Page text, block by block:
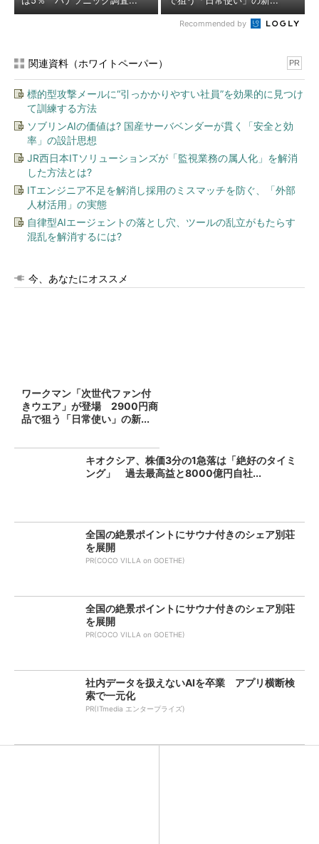
Recommended by
関連資料（ホワイトペーパー） PR
標的型攻撃メールに“引っかかりやすい社員”を効果的に見つけ
て訓練する方法
ソブリンAIの価値は? 国産サーバベンダーが貫く「安全と効
率」の設計思想
JR西日本ITソリューションズが「監視業務の属人化」を解消
した方法とは?
ITエンジニア不足を解消し採用のミスマッチを防ぐ、「外部
人材活用」の実態
自律型AIエージェントの落とし穴、ツールの乱立がもたらす
混乱を解消するには?
今、あなたにオススメ
ワークマン「次世代ファン付
きウエア」が登場 2900円商
品で狙う「日常使い」の新...
キオクシア、株価3分の1急落は「絶好のタイミ
ング」 過去最高益と8000億円自社...
全国の絶景ポイントにサウナ付きのシェア別荘
を展開
PR(COCO VILLA on GOETHE)
全国の絶景ポイントにサウナ付きのシェア別荘
を展開
PR(COCO VILLA on GOETHE)
社内データを扱えないAIを卒業 アプリ横断検
索で一元化
PR(ITmedia エンタープライズ)